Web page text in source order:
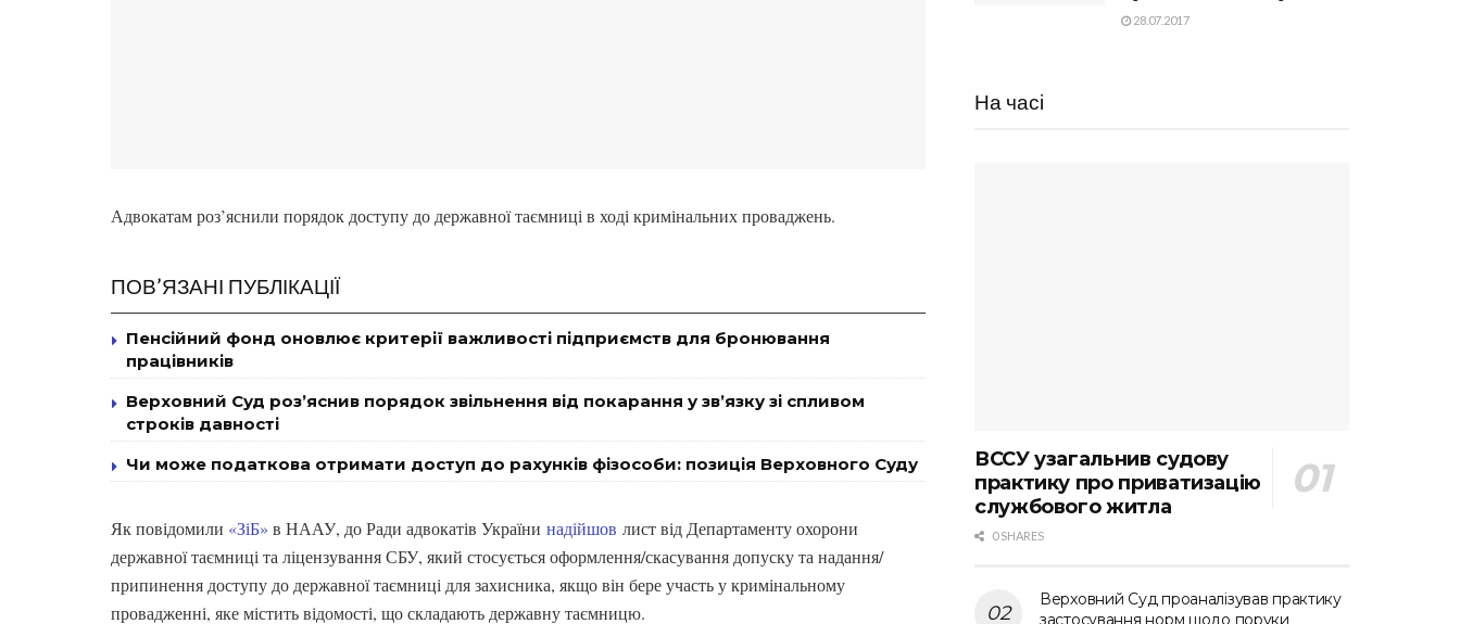
Адвокатам роз’яснили порядок доступу до державної таємниці в ході кримінальних проваджень.
ПОВ’ЯЗАНІ ПУБЛІКАЦІЇ
Пенсійний фонд оновлює критерії важливості підприємств для бронювання
працівників
Верховний Суд роз’яснив порядок звільнення від покарання у зв’язку зі спливом
строків давності
Чи може податкова отримати доступ до рахунків фізособи: позиція Верховного Суду
Як повідомили «ЗіБ» в НААУ, до Ради адвокатів України надійшов лист від Департаменту охорони
державної таємниці та ліцензування СБУ, який стосується оформлення/скасування допуску та надання/
припинення доступу до державної таємниці для захисника, якщо він бере участь у кримінальному
провадженні, яке містить відомості, що складають державну таємницю.
28.07.2017
На часі
ВССУ узагальнив судову
практику про приватизацію
службового житла
0 SHARES
Верховний Суд проаналізував практику
застосування норм щодо поруки